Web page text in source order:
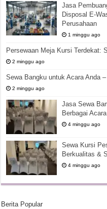
Jasa
Disposal E-
Perusahaan
1 minggu ago
Persewaan Meja Kursi Terdekat:
2 minggu ago
Sewa Bangku untuk Acara Anda
2 minggu ago
Jasa Sewa
Berbagai
4 minggu ago
Sewa Kursi
Berkualitas &
4 minggu ago
Berita Popular